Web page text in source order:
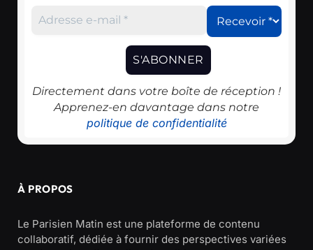
Directement dans votre boîte de réception !
Apprenez-en davantage dans notre
politique de confidentialité
À PROPOS
Le Parisien Matin est une plateforme de contenu
collaboratif, dédiée à fournir des perspectives variées